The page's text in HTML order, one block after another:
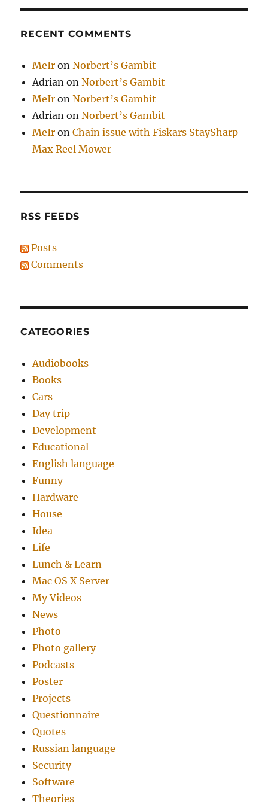
RECENT COMMENTS
MeIr onNorbert’s Gambit
Adrian onNorbert’s Gambit
MeIr onNorbert’s Gambit
Adrian onNorbert’s Gambit
MeIr onChain issue with Fiskars StaySharp
Max Reel Mower
RSS FEEDS
Posts
Comments
CATEGORIES
Audiobooks
Books
Cars
Day trip
Development
Educational
English language
Funny
Hardware
House
Idea
Life
Lunch & Learn
Mac OS X Server
My Videos
News
Photo
Photo gallery
Podcasts
Poster
Projects
Questionnaire
Quotes
Russian language
Security
Software
Theories